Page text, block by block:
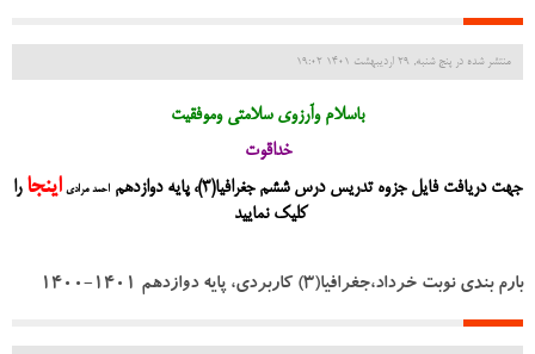
منتشر شده در پنج شنبه, 29 ارديبهشت 1401 19:02
باسلام وآرزوی سلامتی وموفقیت
خداقوت
جهت دریافت فایل جزوه تدریس درس ششم جغرافیا(3)، پایه دوازدهم
احمد مرادی اینجا را
کلیک نمایید
بارم بندی نوبت خرداد،جغرافیا(3) کاربردی، پایه دوازدهم 1401-1400